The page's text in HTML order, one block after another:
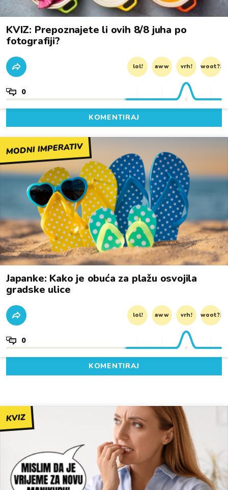
KVIZ: Prepoznajete li ovih 8/8 juha po
fotografiji?
lol! aww vrh! woot?!
0
KOMENTIRAJ
MODNI IMPERATIV
Japanke: Kako je obuća za plažu osvojila
gradske ulice
lol! aww vrh! woot?!
0
KOMENTIRAJ
KVIZ